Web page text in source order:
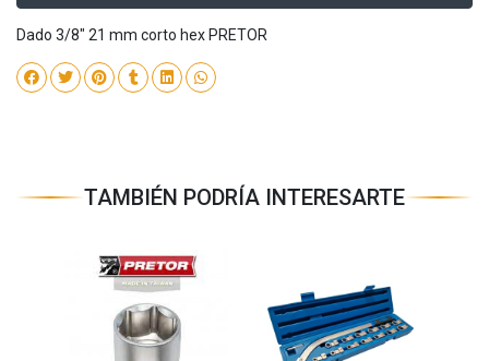
Dado 3/8" 21 mm corto hex PRETOR
TAMBIÉN PODRÍA INTERESARTE